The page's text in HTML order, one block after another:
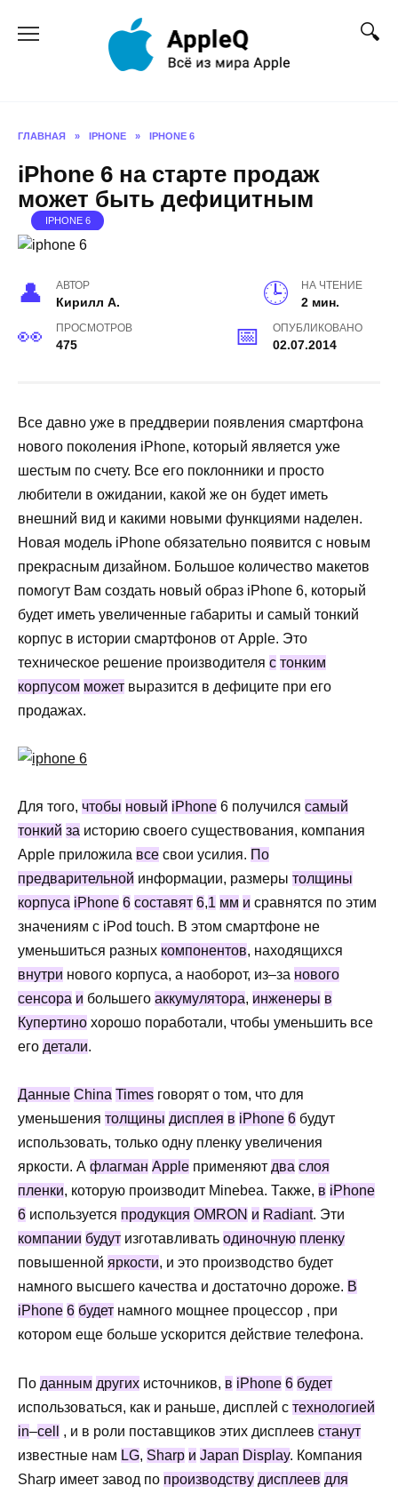
ГЛАВНАЯ » IPHONE » IPHONE 6
iPhone 6 на старте продаж
может быть дефицитным
IPHONE 6
АВТОР
Кирилл А.
НА ЧТЕНИЕ
2 мин.
ПРОСМОТРОВ
475
ОПУБЛИКОВАНО
02.07.2014
Все давно уже в преддверии появления смартфона
нового поколения iPhone, который является уже
шестым по счету. Все его поклонники и просто
любители в ожидании, какой же он будет иметь
внешний вид и какими новыми функциями наделен.
Новая модель iPhone обязательно появится с новым
прекрасным дизайном. Большое количество макетов
помогут Вам создать новый образ iPhone 6, который
будет иметь увеличенные габариты и самый тонкий
корпус в истории смартфонов от Apple. Это
техническое решение производителя с тонким
корпусом может выразится в дефиците при его
продажах.
Для того, чтобы новый iPhone 6 получился самый
тонкий за историю своего существования, компания
Apple приложила все свои усилия. По
предварительной информации, размеры толщины
корпуса iPhone 6 составят 6,1 мм и сравнятся по этим
значениям с iPod touch. В этом смартфоне не
уменьшиться разных компонентов, находящихся
внутри нового корпуса, а наоборот, из–за нового
сенсора и большего аккумулятора, инженеры в
Купертино хорошо поработали, чтобы уменьшить все
его детали.
Данные China Times говорят о том, что для
уменьшения толщины дисплея в iPhone 6 будут
использовать, только одну пленку увеличения
яркости. А флагман Apple применяют два слоя
пленки, которую производит Minebea. Также, в iPhone
6 используется продукция OMRON и Radiant. Эти
компании будут изготавливать одиночную пленку
повышенной яркости, и это производство будет
намного высшего качества и достаточно дороже. В
iPhone 6 будет намного мощнее процессор , при
котором еще больше ускорится действие телефона.
По данным других источников, в iPhone 6 будет
использоваться, как и раньше, дисплей с технологией
in–cell , и в роли поставщиков этих дисплеев станут
известные нам LG, Sharp и Japan Display. Компания
Sharp имеет завод по производству дисплеев для